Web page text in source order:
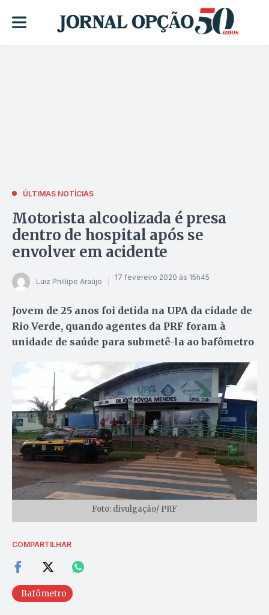
ÚLTIMAS NOTÍCIAS
Motorista alcoolizada é presa
dentro de hospital após se
envolver em acidente
Luiz Phillipe Araújo 17 fevereiro 2020 às 15h45
Jovem de 25 anos foi detida na UPA da cidade de
Rio Verde, quando agentes da PRF foram à
unidade de saúde para submetê-la ao bafômetro
Foto: divulgação/ PRF
COMPARTILHAR
Bafômetro